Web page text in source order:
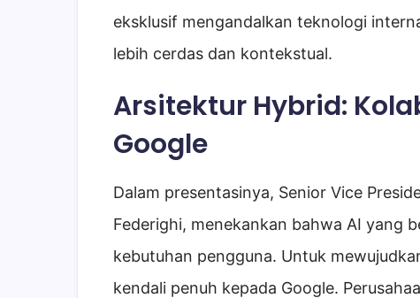
eksklusif mengandalkan teknologi
lebih cerdas dan kontekstual.
Arsitektur Hybrid:
Google
Dalam presentasinya, Senior Vice
Federighi, menekankan bahwa AI yang
kebutuhan pengguna. Untuk
kendali penuh kepada Google.